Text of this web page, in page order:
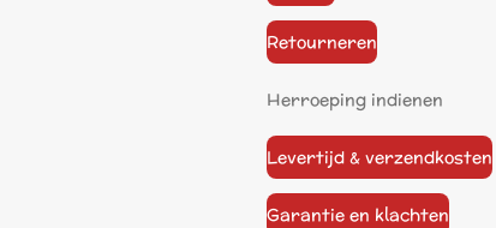
Retourneren
Herroeping indienen
Levertijd & verzendkosten
Garantie en klachten